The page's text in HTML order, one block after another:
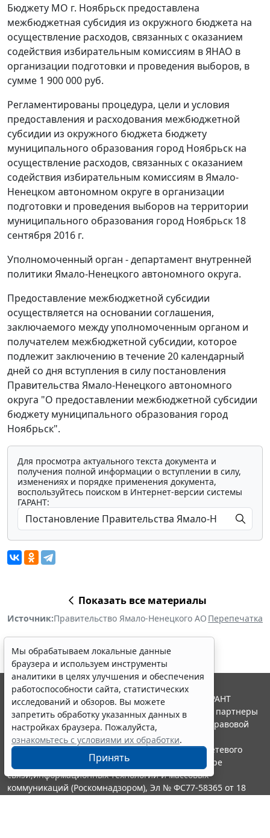
Бюджету МО г. Ноябрьск предоставлена
межбюджетная субсидия из окружного бюджета на
осуществление расходов, связанных с оказанием
содействия избирательным комиссиям в ЯНАО в
организации подготовки и проведения выборов, в
сумме 1 900 000 руб.
Регламентированы процедура, цели и условия
предоставления и расходования межбюджетной
субсидии из окружного бюджета бюджету
муниципального образования город Ноябрьск на
осуществление расходов, связанных с оказанием
содействия избирательным комиссиям в Ямало-
Ненецком автономном округе в организации
подготовки и проведения выборов на территории
муниципального образования город Ноябрьск 18
сентября 2016 г.
Уполномоченный орган - департамент внутренней
политики Ямало-Ненецкого автономного округа.
Предоставление межбюджетной субсидии
осуществляется на основании соглашения,
заключаемого между уполномоченным органом и
получателем межбюджетной субсидии, которое
подлежит заключению в течение 20 календарный
дней со дня вступления в силу постановления
Правительства Ямало-Ненецкого автономного
округа "О предоставлении межбюджетной субсидии
бюджету муниципального образования город
Ноябрьск".
Для просмотра актуального текста документа и
получения полной информации о вступлении в силу,
изменениях и порядке применения документа,
воспользуйтесь поиском в Интернет-версии системы
ГАРАНТ:
Показать все материалы
Источник:Правительство Ямало-Ненецкого АО Перепечатка
Мы обрабатываем локальные данные
браузера и используем инструменты
аналитики в целях улучшения и обеспечения
работоспособности сайта, статистических
исследований и обзоров. Вы можете
запретить обработку указанных данных в
настройках браузера. Пожалуйста,
ознакомьтесь с условиями их обработки.
Принять
© ООО "НПП "ГАРАНТ-СЕРВИС", 2026. Система ГАРАНТ
выпускается с 1990 года. Компания "Гарант" и ее партнеры
являются участниками Российской ассоциации правовой
информации ГАРАНТ.
Портал ГАРАНТ.РУ зарегистрирован в качестве сетевого
издания Федеральной службой по надзору в сфере
связи,информационных технологий и массовых
коммуникаций (Роскомнадзором), Эл № ФС77-58365 от 18